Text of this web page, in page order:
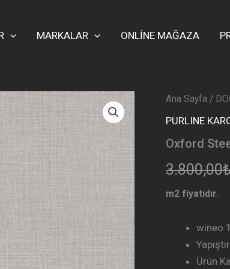
MARKALAR ONLİNE MAĞAZA
Ana Sayfa /
PURLINE
Oxford
3.800,00
m2 fiyatıdır.
wineo
Ürün